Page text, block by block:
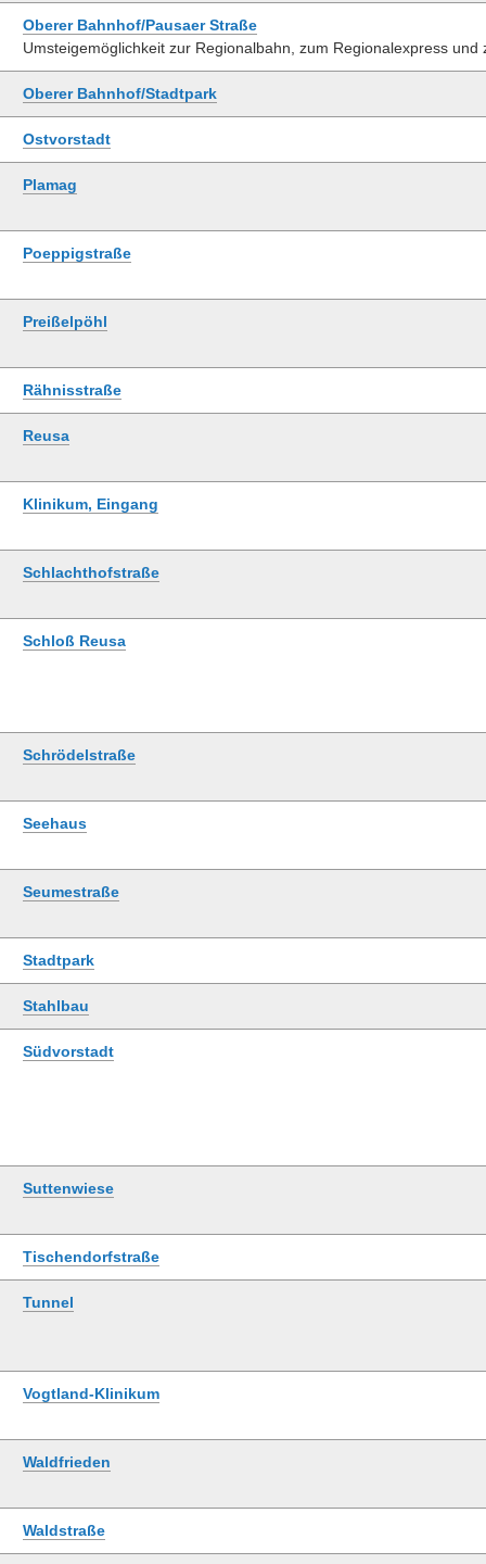
Oberer Bahnhof/Pausaer Straße
Umsteigemöglichkeit zur Regionalbahn, zum Regionalexpress und
Oberer Bahnhof/Stadtpark
Ostvorstadt
Plamag
Poeppigstraße
Preißelpöhl
Rähnisstraße
Reusa
Klinikum, Eingang
Schlachthofstraße
Schloß Reusa
Schrödelstraße
Seehaus
Seumestraße
Stadtpark
Stahlbau
Südvorstadt
Suttenwiese
Tischendorfstraße
Tunnel
Vogtland-Klinikum
Waldfrieden
Waldstraße